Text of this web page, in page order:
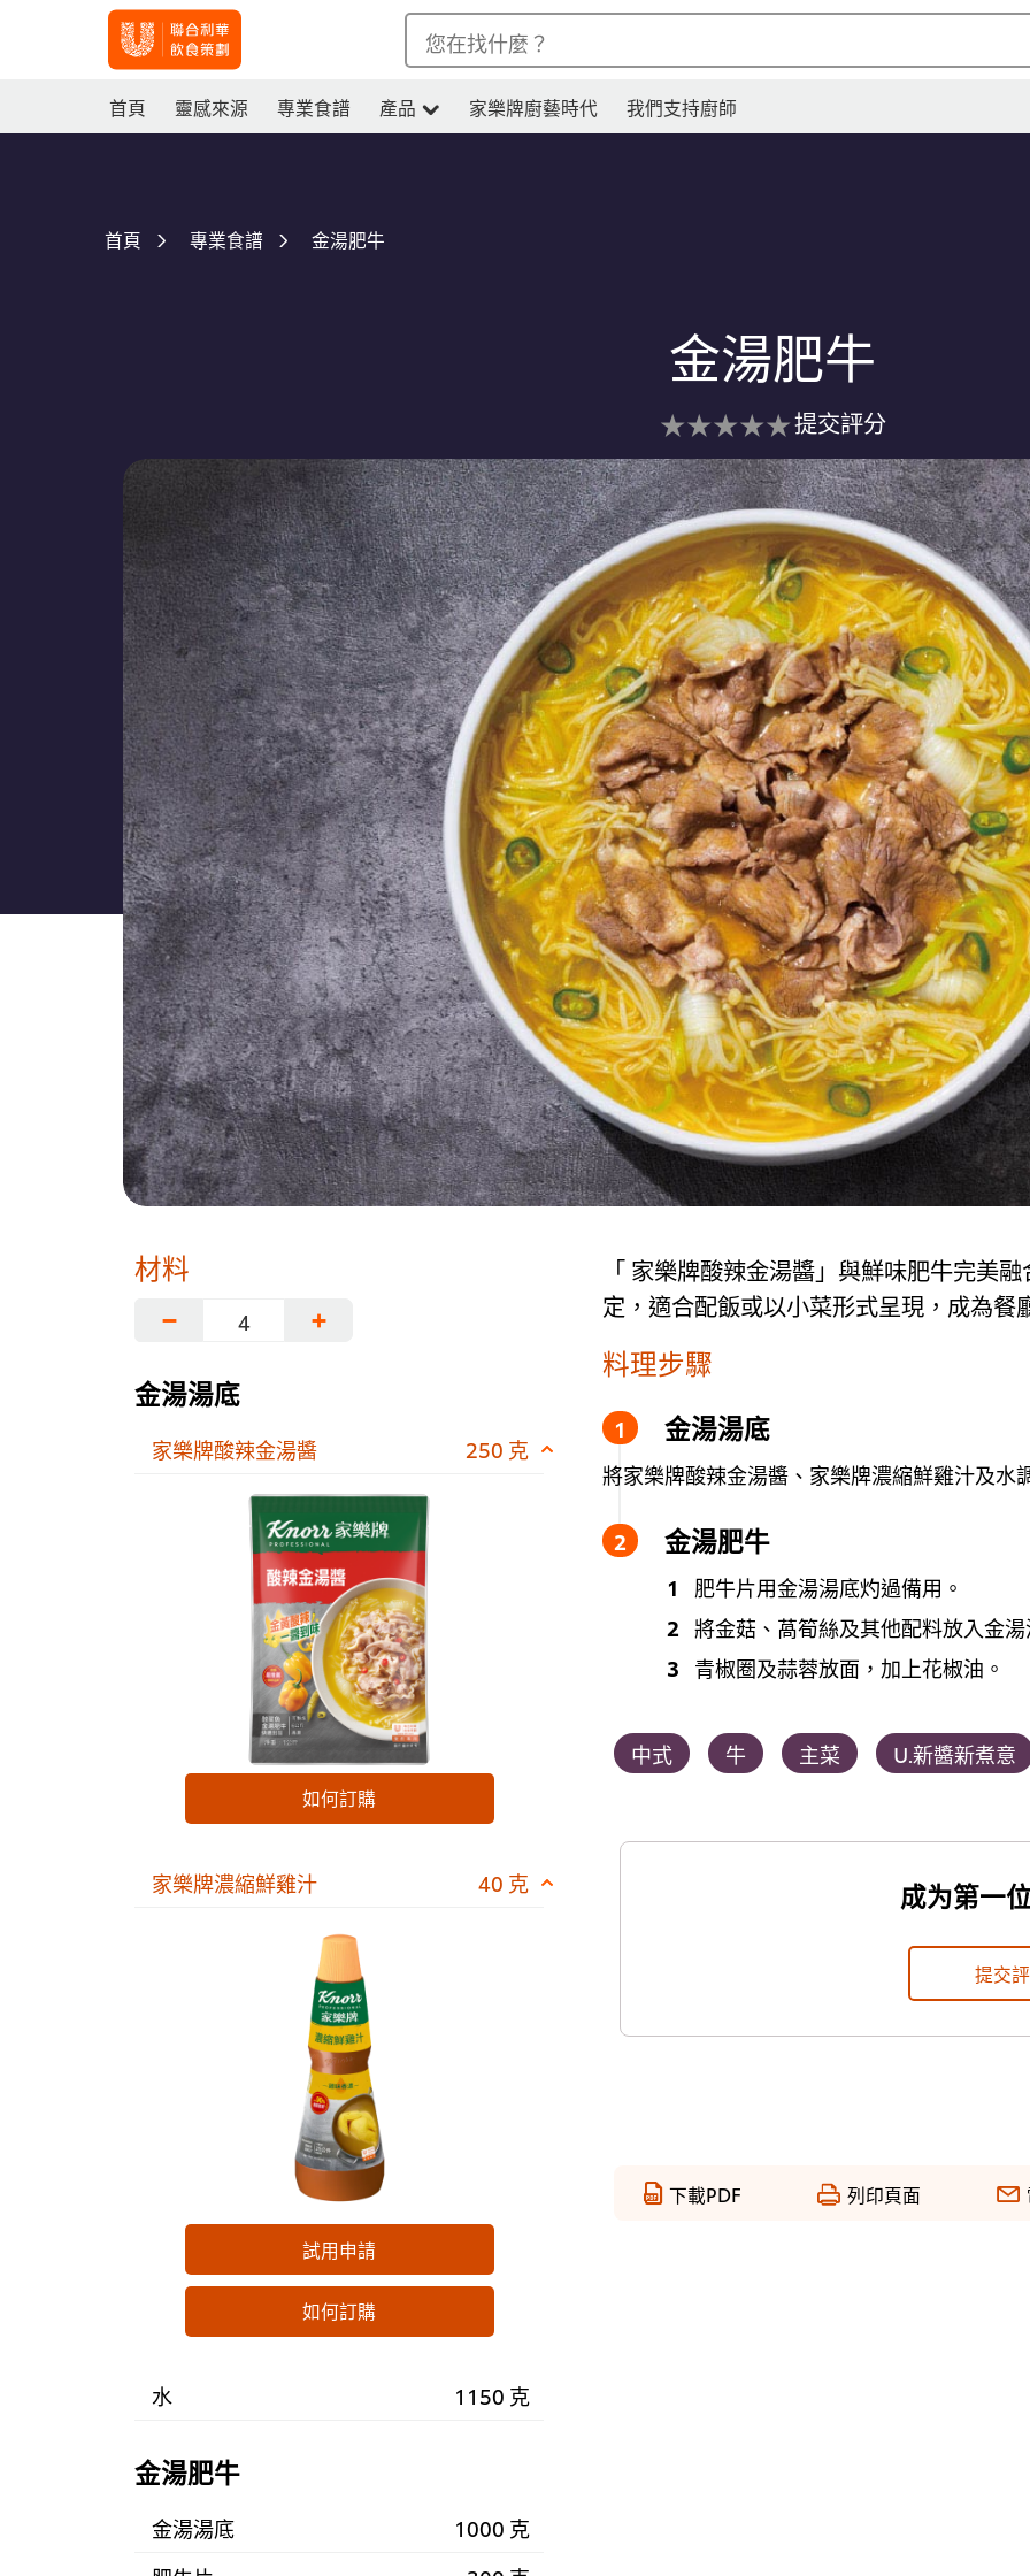
您在找什麼？
首頁 靈感來源 專業食譜 產品 家樂牌廚藝時代 我們支持廚師
首頁 專業食譜 金湯肥牛
金湯肥牛
没
有
为
这
个
recipe
提
交
评
级
提交評分
材料
−
+
金湯湯底
家樂牌酸辣金湯醬 250 克
如何訂購
家樂牌濃縮鮮雞汁 40 克
試用申請
如何訂購
水 1150 克
金湯肥牛
金湯湯底
1000 克
「 家樂牌酸辣金湯醬」與鮮味肥牛完美
定，適合配飯或以小菜形式呈現，成為餐
料理步驟
金湯湯底
將家樂牌酸辣金湯醬、家樂牌濃縮鮮雞汁及水
金湯肥牛
肥牛片用金湯湯底灼過備用。
將金菇、萵筍絲及其他配料放入金
青椒圈及蒜蓉放面，加上花椒油。
中式 牛 主菜 U.新醬新煮意
成为第一
提交
下載PDF 列印頁面